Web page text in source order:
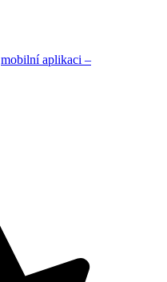
mobilní aplikaci –